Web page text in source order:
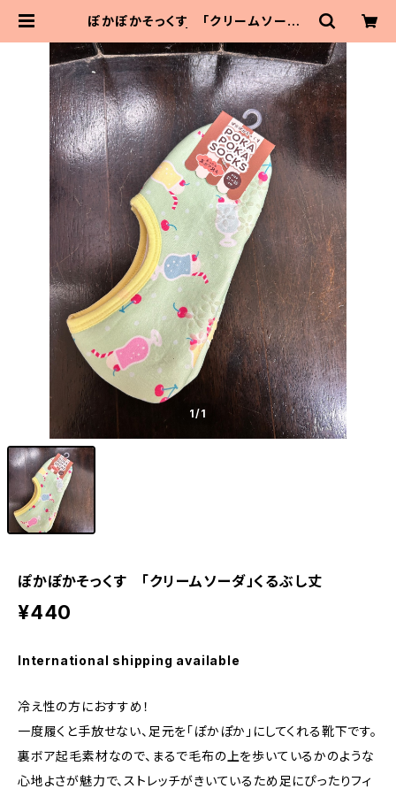
ぽかぽかそっくす 「クリームソーダ」
1/1
ぽかぽかそっくす 「クリームソーダ」くるぶし丈
¥440
International shipping available
冷え性の方におすすめ！
一度履くと手放せない、足元を「ぽかぽか」にしてくれる靴下です。
裏ボア起毛素材なので、まるで毛布の上を歩いているかのような
心地よさが魅力で、ストレッチがきいているため足にぴったりフィ